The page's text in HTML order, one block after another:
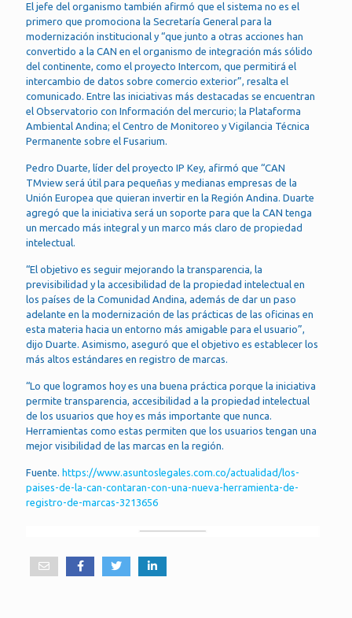
El jefe del organismo también afirmó que el sistema no es el
primero que promociona la Secretaría General para la
modernización institucional y “que junto a otras acciones han
convertido a la CAN en el organismo de integración más sólido
del continente, como el proyecto Intercom, que permitirá el
intercambio de datos sobre comercio exterior”, resalta el
comunicado. Entre las iniciativas más destacadas se encuentran
el Observatorio con Información del mercurio; la Plataforma
Ambiental Andina; el Centro de Monitoreo y Vigilancia Técnica
Permanente sobre el Fusarium.
Pedro Duarte, líder del proyecto IP Key, afirmó que “CAN
TMview será útil para pequeñas y medianas empresas de la
Unión Europea que quieran invertir en la Región Andina. Duarte
agregó que la iniciativa será un soporte para que la CAN tenga
un mercado más integral y un marco más claro de propiedad
intelectual.
“El objetivo es seguir mejorando la transparencia, la
previsibilidad y la accesibilidad de la propiedad intelectual en
los países de la Comunidad Andina, además de dar un paso
adelante en la modernización de las prácticas de las oficinas en
esta materia hacia un entorno más amigable para el usuario”,
dijo Duarte. Asimismo, aseguró que el objetivo es establecer los
más altos estándares en registro de marcas.
“Lo que logramos hoy es una buena práctica porque la iniciativa
permite transparencia, accesibilidad a la propiedad intelectual
de los usuarios que hoy es más importante que nunca.
Herramientas como estas permiten que los usuarios tengan una
mejor visibilidad de las marcas en la región.
Fuente. https://www.asuntoslegales.com.co/actualidad/los-
paises-de-la-can-contaran-con-una-nueva-herramienta-de-
registro-de-marcas-3213656